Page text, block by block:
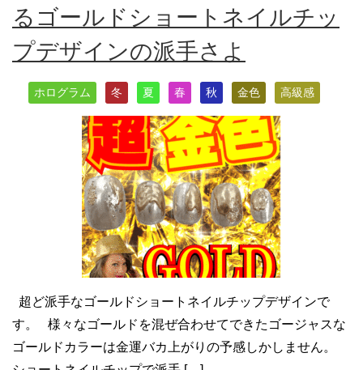
るゴールドショートネイルチッ
プデザインの派手さよ
ホログラム 冬 夏 春 秋 金色 高級感
超ど派手なゴールドショートネイルチップデザインで
す。 様々なゴールドを混ぜ合わせてできたゴージャスな
ゴールドカラーは金運バカ上がりの予感しかしません。